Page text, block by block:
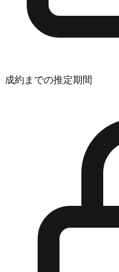
成約までの推定期間